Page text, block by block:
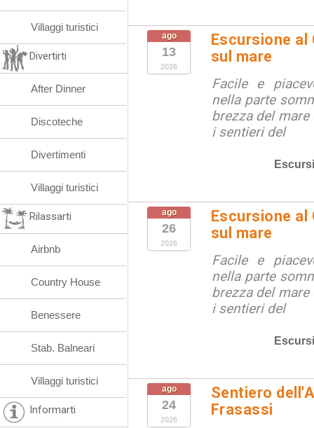
ago
13
2026
Escursione al
sul mare
Facile e
nella parte
brezza del
i sentieri del
ago
26
2026
Escursione al
sul mare
Facile e
nella parte
brezza del
i sentieri del
ago
24
2026
Sentiero
Frasassi
Villaggi turistici
Divertirti
After Dinner
Discoteche
Divertimenti
Villaggi turistici
Rilassarti
Airbnb
Country House
Benessere
Stab. Balneari
Villaggi turistici
Informarti